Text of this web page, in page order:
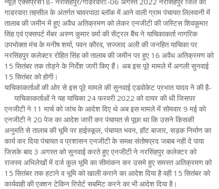
गाडरवारा तहसील के अंतर्गत चावरपाठा ब्लॉक में आने वाली ग्राम पंचायत लिलवानी में
तालाब की जमीन में हुए अवैध अतिक्रमण को लेकर एनजीटी की जस्टिस शिवकुमार
सिंह एवं एक्सपर्ट मेंबर अरुण कुमार वर्मा की सेंट्रल बैंच ने याचिकाकर्ता नागरिक
उपभोक्ता मंच के मनीष शर्मा, पवन कौरव, सज्जाद अली की जनहित याचिका पर
नरसिंहपुर कलेक्टर रोहित सिंह को तालाब की जमीन पर हुए 16 अवैध अतिक्रमण को
15 सितंबर तक तोड़ने के निर्देश जारी किए हैं। अब इस पूरे मामले में अगली सुनवाई
15 सितंबर को होगी।
याचिकाकर्ताओं की ओर से इस पूरे मामले की सुनवाई एडवोकेट प्रभात यादव ने की है-
याचिकाकर्ताओं ने यह याचिका 24 फरवरी 2022 को दायर की थी जिसपर
एनजीटी ने 11 मार्च को जांच के आदेश दिए थे अब इस मामले में सोमवार 9 मई को
एनजीटी ने 20 पेज का आदेश जारी कर पंचायत से पूछा था कि उसने किसकी
अनुमति से तालाब की भूमि पर हाईस्कूल, पंचायत भवन, हॉट बाजार, सड़क निर्माण का
कार्य कर दिया पंचायत व प्रशासन एनजीटी के समक्ष संतोषप्रद जबाब नही दे पाया
जिसके बाद 3 अगस्त को सुनवाई करते हुए एनजीटी ने नरसिंहपुर कलेक्टर को
राजस्व अभिलेखों में दर्ज कुल भूमि का सीमांकन कर उसमे हुए समस्त अतिक्रमण को
15 सितंबर तक हटाने व भूमि को खाली कराने का आदेश दिया है वही 15 सितंबर को
कार्यवाही की एक्शन टेकिन रिपोर्ट सबमिट करने का भी आदेश दिया है।